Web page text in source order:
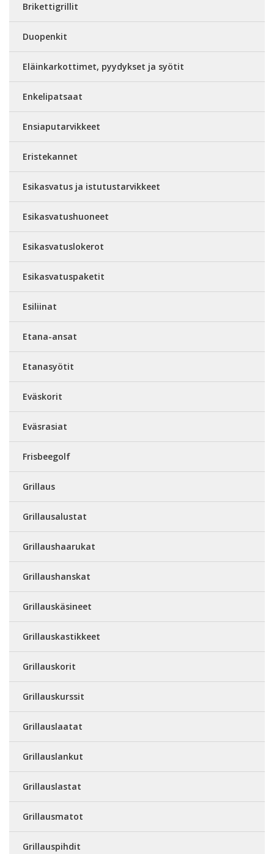
Brikettigrillit
Duopenkit
Eläinkarkottimet, pyydykset ja syötit
Enkelipatsaat
Ensiaputarvikkeet
Eristekannet
Esikasvatus ja istutustarvikkeet
Esikasvatushuoneet
Esikasvatuslokerot
Esikasvatuspaketit
Esiliinat
Etana-ansat
Etanasyötit
Eväskorit
Eväsrasiat
Frisbeegolf
Grillaus
Grillausalustat
Grillaushaarukat
Grillaushanskat
Grillauskäsineet
Grillauskastikkeet
Grillauskorit
Grillauskurssit
Grillauslaatat
Grillauslankut
Grillauslastat
Grillausmatot
Grillauspihdit